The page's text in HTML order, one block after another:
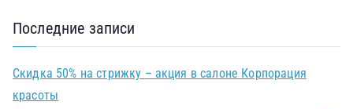
Последние записи
Скидка 50% на стрижку – акция в салоне Корпорация
красоты